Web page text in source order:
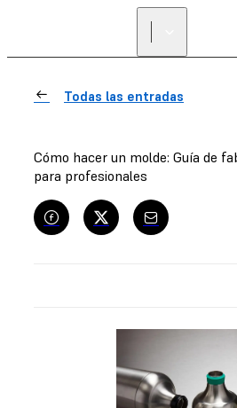
Todas las entradas
Cómo hacer un molde: Guía de
para profesionales